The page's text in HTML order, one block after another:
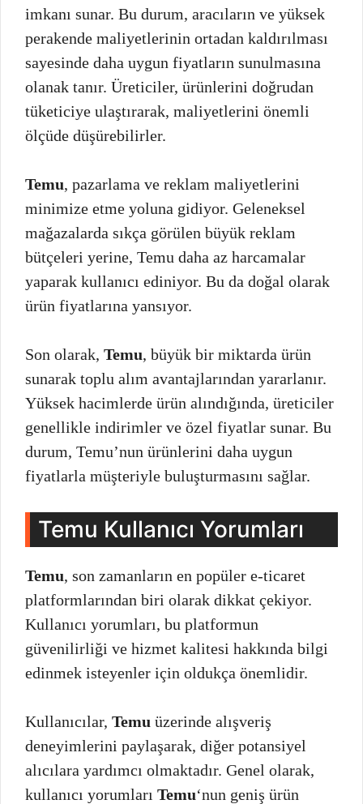
imkanı sunar. Bu durum, aracıların ve yüksek
perakende maliyetlerinin ortadan kaldırılması
sayesinde daha uygun fiyatların sunulmasına
olanak tanır. Üreticiler, ürünlerini doğrudan
tüketiciye ulaştırarak, maliyetlerini önemli
ölçüde düşürebilirler.
Temu, pazarlama ve reklam maliyetlerini
minimize etme yoluna gidiyor. Geleneksel
mağazalarda sıkça görülen büyük reklam
bütçeleri yerine, Temu daha az harcamalar
yaparak kullanıcı ediniyor. Bu da doğal olarak
ürün fiyatlarına yansıyor.
Son olarak, Temu, büyük bir miktarda ürün
sunarak toplu alım avantajlarından yararlanır.
Yüksek hacimlerde ürün alındığında, üreticiler
genellikle indirimler ve özel fiyatlar sunar. Bu
durum, Temu’nun ürünlerini daha uygun
fiyatlarla müşteriyle buluşturmasını sağlar.
Temu Kullanıcı Yorumları
Temu, son zamanların en popüler e-ticaret
platformlarından biri olarak dikkat çekiyor.
Kullanıcı yorumları, bu platformun
güvenilirliği ve hizmet kalitesi hakkında bilgi
edinmek isteyenler için oldukça önemlidir.
Kullanıcılar, Temu üzerinde alışveriş
deneyimlerini paylaşarak, diğer potansiyel
alıcılara yardımcı olmaktadır. Genel olarak,
kullanıcı yorumları Temu‘nun geniş ürün